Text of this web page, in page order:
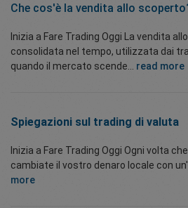
Che cos'è la vendita allo
Inizia a Fare Trading Oggi La vendita
consolidata nel tempo, utilizzata dai
quando il mercato scende... read more
Spiegazioni sul trading di valuta
Inizia a Fare Trading Oggi Ogni volta
cambiate il vostro denaro locale con
more